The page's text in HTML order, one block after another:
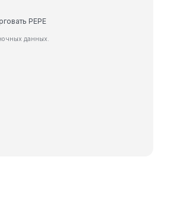
PEPE
данных.